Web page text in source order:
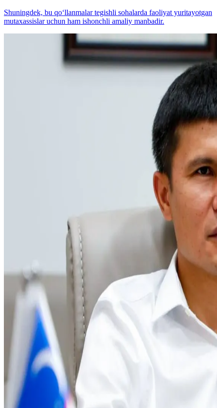
Shuningdek, bu qo‘llanmalar tegishli sohalarda faoliyat yuritayotgan
mutaxassislar uchun ham ishonchli amaliy manbadir.